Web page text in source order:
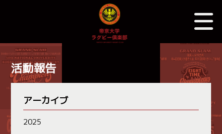
活動報告
アーカイブ
2025